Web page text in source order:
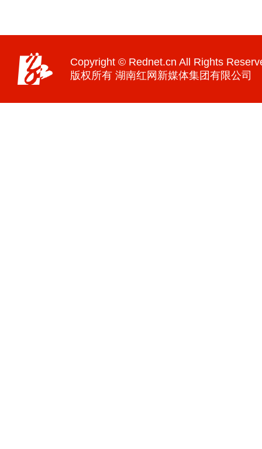
Copyright © Rednet.cn All Rights
版权所有 湖南红网新媒体集团有限公司